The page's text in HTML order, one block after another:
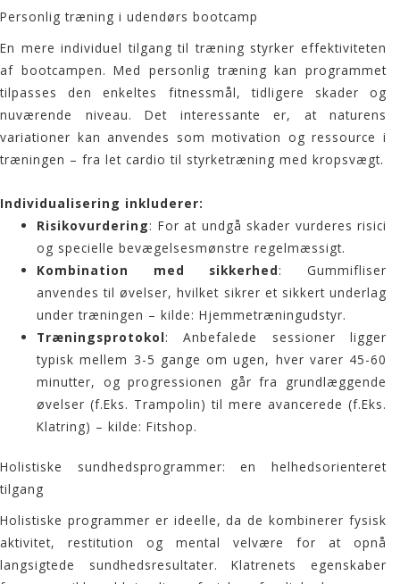
Personlig træning i udendørs bootcamp
En mere individuel tilgang til træning styrker effektiviteten
af bootcampen. Med personlig træning kan programmet
tilpasses den enkeltes fitnessmål, tidligere skader og
nuværende niveau. Det interessante er, at naturens
variationer kan anvendes som motivation og ressource i
træningen – fra let cardio til styrketræning med kropsvægt.
Individualisering inkluderer:
Risikovurdering: For at undgå skader vurderes risici
og specielle bevægelsesmønstre regelmæssigt.
Kombination med sikkerhed: Gummifliser
anvendes til øvelser, hvilket sikrer et sikkert underlag
under træningen – kilde:Hjemmetræningudstyr.
Træningsprotokol: Anbefalede sessioner ligger
typisk mellem 3-5 gange om ugen, hver varer 45-60
minutter, og progressionen går fra grundlæggende
øvelser (f.Eks. Trampolin) til mere avancerede (f.Eks.
Klatring) – kilde:Fitshop.
Holistiske sundhedsprogrammer: en helhedsorienteret
tilgang
Holistiske programmer er ideelle, da de kombinerer fysisk
aktivitet, restitution og mental velvære for at opnå
langsigtede sundhedsresultater. Klatrenets egenskaber